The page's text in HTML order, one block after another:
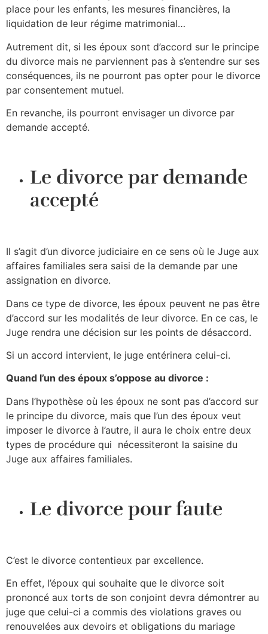
place pour les enfants, les mesures financières, la
liquidation de leur régime matrimonial…
Autrement dit, si les époux sont d’accord sur le principe
du divorce mais ne parviennent pas à s’entendre sur ses
conséquences, ils ne pourront pas opter pour le divorce
par consentement mutuel.
En revanche, ils pourront envisager un divorce par
demande accepté.
Le divorce par demande
accepté
Il s’agit d’un divorce judiciaire en ce sens où le Juge aux
affaires familiales sera saisi de la demande par une
assignation en divorce.
Dans ce type de divorce, les époux peuvent ne pas être
d’accord sur les modalités de leur divorce. En ce cas, le
Juge rendra une décision sur les points de désaccord.
Si un accord intervient, le juge entérinera celui-ci.
Quand l’un des époux s’oppose au divorce :
Dans l’hypothèse où les époux ne sont pas d’accord sur
le principe du divorce, mais que l’un des époux veut
imposer le divorce à l’autre, il aura le choix entre deux
types de procédure qui nécessiteront la saisine du
Juge aux affaires familiales.
Le divorce pour faute
C’est le divorce contentieux par excellence.
En effet, l’époux qui souhaite que le divorce soit
prononcé aux torts de son conjoint devra démontrer au
juge que celui-ci a commis des violations graves ou
renouvelées aux devoirs et obligations du mariage